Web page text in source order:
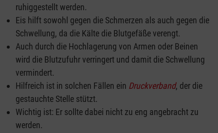
ruhiggestellt werden.
Eis hilft sowohl gegen die Schmerzen als auch gegen die
Schwellung, da die Kälte die Blutgefäße verengt.
Auch durch die Hochlagerung von Armen oder Beinen
wird die Blutzufuhr verringert und damit die Schwellung
vermindert.
Hilfreich ist in solchen Fällen ein Druckverband, der die
gestauchte Stelle stützt.
Wichtig ist: Er sollte dabei nicht zu eng angebracht zu
werden.